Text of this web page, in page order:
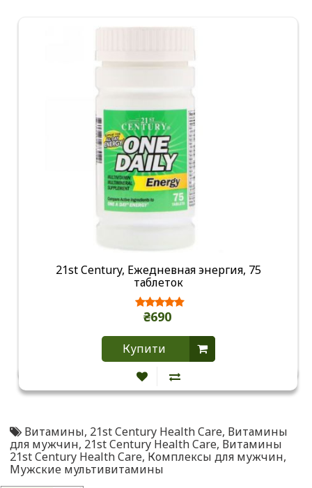
21st Century, Ежедневная энергия, 75
таблеток
₴690
Купити
Витамины, 21st Century Health Care, Витамины
для мужчин, 21st Century Health Care, Витамины
21st Century Health Care, Комплексы для мужчин,
Мужские мультивитамины